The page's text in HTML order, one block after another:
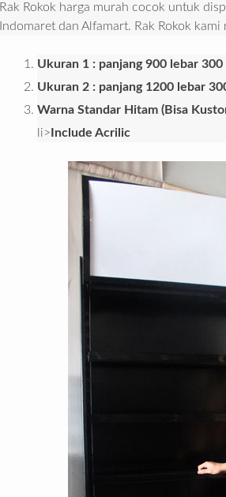
Rak Rokok harga murah cocok untuk
Indomaret dan Alfamart. Rak Rokok
Ukuran 1 : panjang 900 lebar
Ukuran 2 : panjang 1200 lebar
Warna Standar Hitam (Bisa
li> Include Acrilic